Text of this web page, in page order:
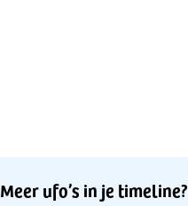
Meer ufo’s in je timeline?